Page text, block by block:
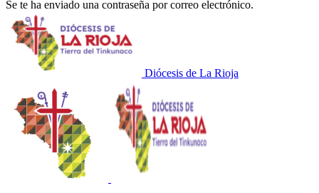
Se te ha enviado una contraseña por correo electrónico.
Diócesis de La Rioja